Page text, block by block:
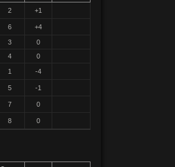
2 +1
6 +4
3
0
4 0
1 -4
5 -1
7 0
8 0